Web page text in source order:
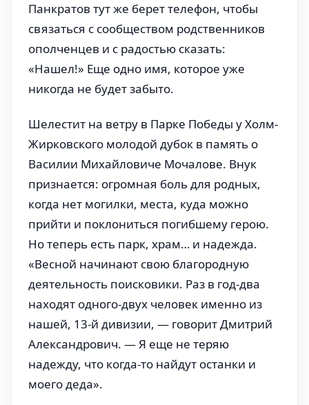
Панкратов тут же берет телефон, чтобы
связаться с сообществом родственников
ополченцев и с радостью сказать:
«Нашел!» Еще одно имя, которое уже
никогда не будет забыто.
Шелестит на ветру в Парке Победы у Холм-
Жирковского молодой дубок в память о
Василии Михайловиче Мочалове. Внук
признается: огромная боль для родных,
когда нет могилки, места, куда можно
прийти и поклониться погибшему герою.
Но теперь есть парк, храм… и надежда.
«Весной начинают свою благородную
деятельность поисковики. Раз в год-два
находят одного-двух человек именно из
нашей, 13-й дивизии, — говорит Дмитрий
Александрович. — Я еще не теряю
надежду, что когда-то найдут останки и
моего деда».